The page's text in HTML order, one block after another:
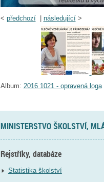
< předchozí| následující>
Album: 2016 1021 - opravená loga
MINISTERSTVO ŠKOLSTVÍ,
Rejstříky, databáze
Statistika školství